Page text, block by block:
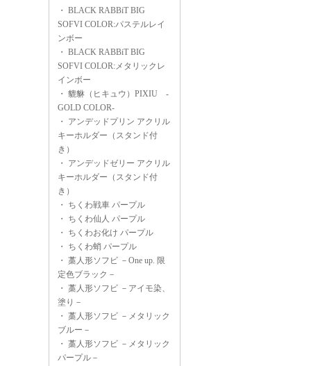
・ BLACK RABBiT BIG
SOFVI COLOR:パステルレイ
ンボー
・ BLACK RABBiT BIG
SOFVI COLOR:メタリックレ
インボー
・ 貔貅（ヒキュウ）PIXIU -
GOLD COLOR-
・ アンデッドプリン アクリル
キーホルダー（スタンド付
き）
・ アンデッドゼリー アクリル
キーホルダー（スタンド付
き）
・ ちくわ戦車 パープル
・ ちくわ仙人 パープル
・ ちくわお化け パープル
・ ちくわ蛸 パープル
・ 藁人形ソフビ －One up. 限
定色ブラック－
・ 藁人形ソフビ －アイモ染、
塗り－
・ 藁人形ソフビ －メタリック
ブルー－
・ 藁人形ソフビ －メタリック
パープル－